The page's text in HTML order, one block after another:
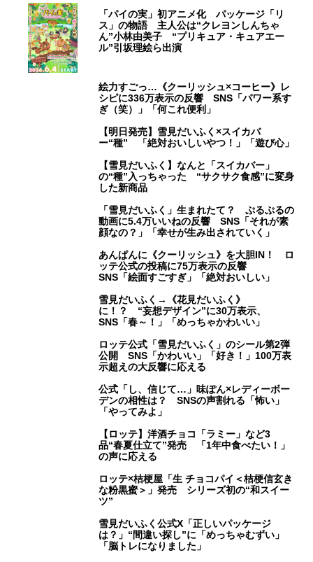
「パイの実」初アニメ化 パッケージ「リ
ス」の物語 主人公は“クレヨンしんちゃ
ん”小林由美子 “プリキュア・キュアエー
ル”引坂理絵ら出演
絵力すごっ…《クーリッシュ×コーヒー》レ
シピに336万表示の反響 SNS「パワー系す
ぎ（笑）」「何これ便利」
【明日発売】雪見だいふく×スイカバ
ー“種” 「絶対おいしいやつ！」「遊び心」
【雪見だいふく】なんと「スイカバー」
の“種”入っちゃった “サクサク食感”に変身
した新商品
「雪見だいふく」生まれたて？ ぷるぷるの
動画に5.4万いいねの反響 SNS「それが素
顔なの？」「幸せが生み出されていく」
あんぱんに《クーリッシュ》を大胆IN！ ロ
ッテ公式の投稿に75万表示の反響
SNS「絵面すごすぎ」「絶対おいしい」
雪見だいふく→《花見だいふく》
に！？ “妄想デザイン”に30万表示、
SNS「春～！」「めっちゃかわいい」
ロッテ公式「雪見だいふく」のシール第2弾
公開 SNS「かわいい」「好き！」100万表
示超えの大反響に応える
公式「し、信じて…」味ぽん×レディーボー
デンの相性は？ SNSの声割れる「怖い」
「やってみよ」
【ロッテ】洋酒チョコ「ラミー」など3
品“春夏仕立て”発売 「1年中食べたい！」
の声に応える
ロッテ×桔梗屋「生 チョコパイ＜桔梗信玄き
な粉黒蜜＞」発売 シリーズ初の“和スイー
ツ”
雪見だいふく公式X「正しいパッケージ
は？」“間違い探し”に「めっちゃむずい」
「脳トレになりました」